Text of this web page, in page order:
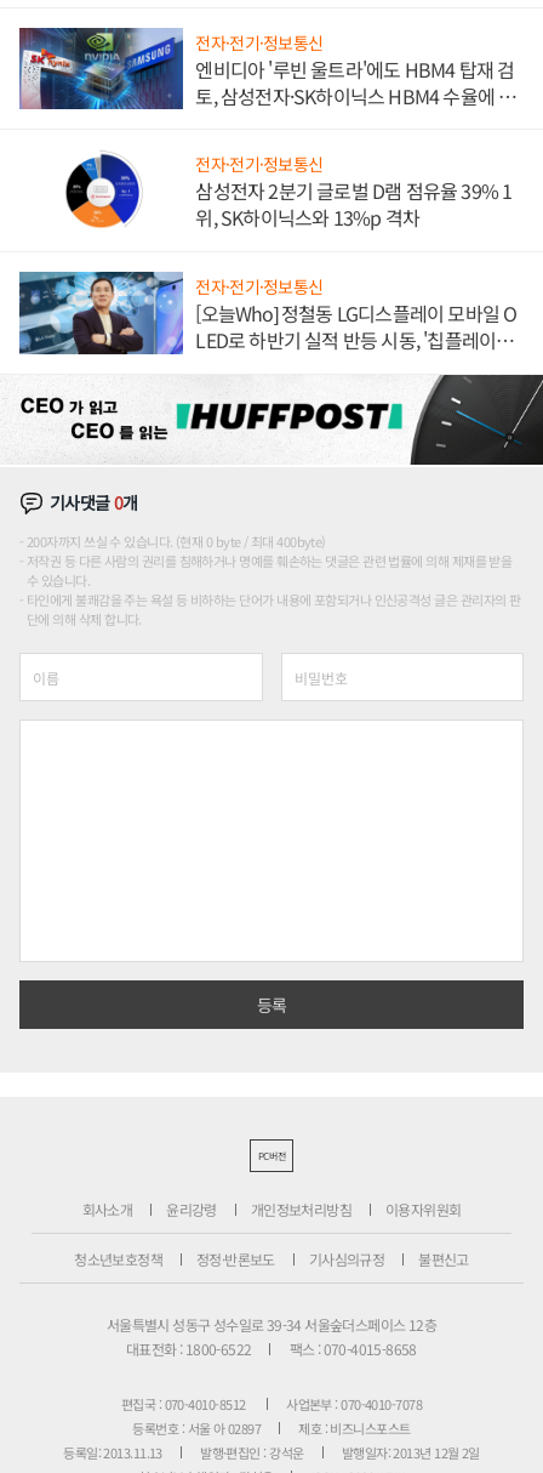
전자·전기·정보통신
엔비디아 '루빈 울트라'에도 HBM4 탑재 검
토, 삼성전자·SK하이닉스 HBM4 수율에 주
전자·전기·정보통신
삼성전자 2분기 글로벌 D램 점유율 39% 1
위, SK하이닉스와 13%p 격차
전자·전기·정보통신
[오늘Who] 정철동 LG디스플레이 모바일 O
LED로 하반기 실적 반등 시동, '칩플레이
기사댓글0개
200자까지 쓰실 수 있습니다. (현재 0 byte / 최대 400byte)
저작권 등 다른 사람의 권리를 침해하거나 명예를 훼손하는 댓글은 관련 법률에 의해 제재를 받을
수 있습니다.
타인에게 불쾌감을 주는 욕설 등 비하하는 단어가 내용에 포함되거나 인신공격성 글은 관리자의 판
단에 의해 삭제 합니다.
PC버전
회사소개 윤리강령 개인정보처리방침 이용자위원회
청소년보호정책 정정·반론보도 기사심의규정 불편신고
서울특별시 성동구 성수일로 39-34 서울숲더스페이스 12층
대표전화 : 1800-6522
팩스 : 070-4015-8658
편집국 : 070-4010-8512
사업본부 : 070-4010-7078
등록번호 : 서울 아 02897
제호 : 비즈니스포스트
등록일: 2013.11.13
발행·편집인 : 강석운
발행일자: 2013년 12월 2일